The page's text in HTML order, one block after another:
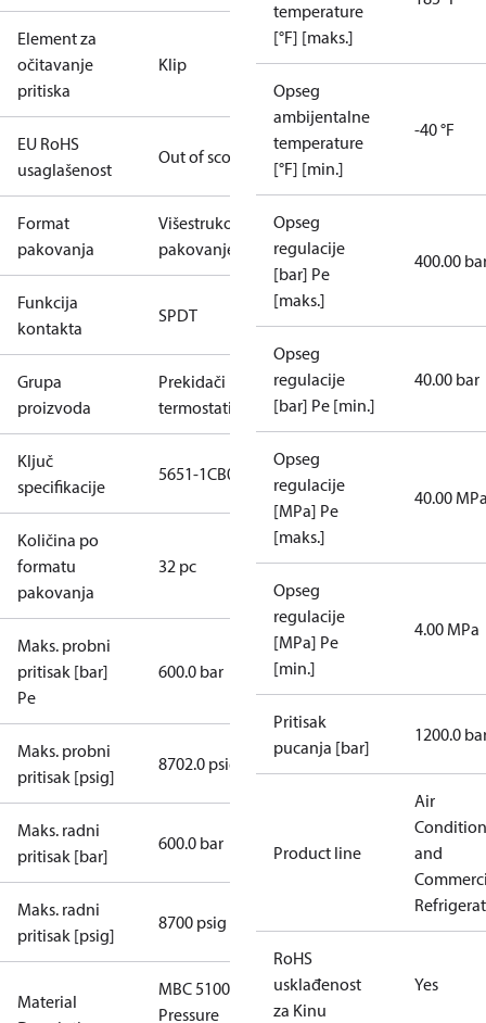
Element za
očitavanje
pritiska
Klip
EU RoHS
usaglašenost
Out of scope
Format
pakovanja
Višestruko
pakovanje
Funkcija
kontakta
SPDT
Grupa
proizvoda
Prekidači i
termostati
Ključ
specifikacije
5651-1CB04
Količina po
formatu
pakovanja
32 pc
Maks. probni
pritisak [bar]
Pe
600.0 bar
Maks. probni
pritisak [psig]
8702.0 psig
Maks. radni
pritisak [bar]
600.0 bar
Maks. radni
pritisak [psig]
8700 psig
Material
MBC 5100
Pressure
temperature
[°F] [maks.]
Opseg
ambijentalne
temperature
[°F] [min.]
-40 °F
Opseg
regulacije
[bar] Pe
[maks.]
400.00
Opseg
regulacije
[bar] Pe [min.]
40.00 bar
Opseg
regulacije
[MPa] Pe
[maks.]
40.00
Opseg
regulacije
[MPa] Pe
[min.]
4.00 MPa
Pritisak
pucanja [bar]
1200.0
Product line
Air
and
RoHS
usklađenost
za Kinu
Yes